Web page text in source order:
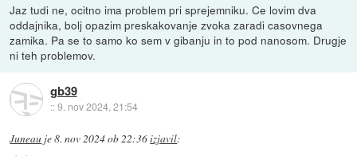
Jaz tudi ne, ocitno ima problem pri sprejemniku. Ce lovim dva
oddajnika, bolj opazim preskakovanje zvoka zaradi casovnega
zamika. Pa se to samo ko sem v gibanju in to pod nanosom. Drugje
ni teh problemov.
gb39
::9. nov 2024, 21:54
Juneau je8. nov 2024 ob 22:36izjavil: